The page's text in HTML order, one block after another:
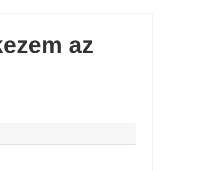
az